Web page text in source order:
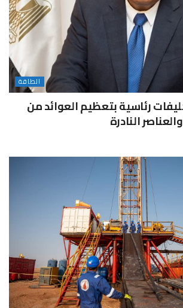
الطاقة
رئاسية بتعظيم العوائد من
النادرة